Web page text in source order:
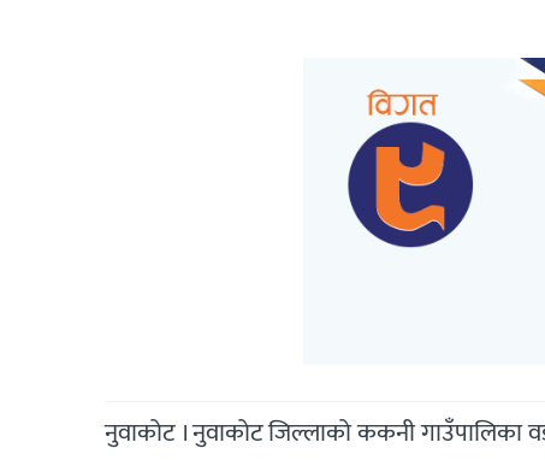
नुवाकोट । नुवाकोट जिल्लाको ककनी गाउँपालिका